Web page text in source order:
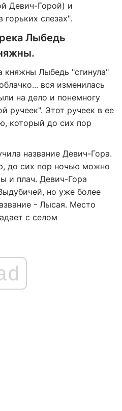
Девич-Горой) и
слезах".
Лыбедь
княжны Лыбедь "сгинула"
вся изменилась
на дело и понемногу
ручеек". Этот ручеек в ее
который до сих пор
название Девич-Гора.
до сих пор ночью можно
и плач. Девич-Гора
но уже более
- Лысая. Место
с селом